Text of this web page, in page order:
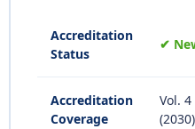
Accreditation
Status
✔
Accreditation
Coverage
Vol. 4
(2030)